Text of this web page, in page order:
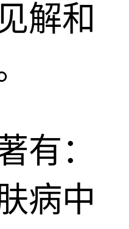
解和
有：
病中